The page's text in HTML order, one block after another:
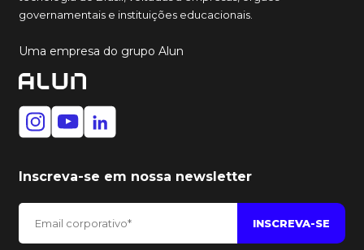
governamentais e instituições educacionais.
Uma empresa do grupo Alun
Inscreva-se em nossa newsletter